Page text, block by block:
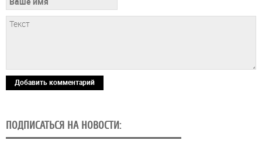
Добавить комментарий
ПОДПИСАТЬСЯ НА НОВОСТИ: